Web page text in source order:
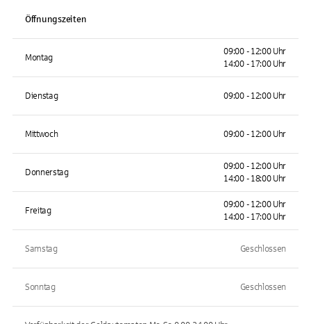
Öffnungszeiten
Montag
09:00 - 12:00 Uhr
14:00 - 17:00 Uhr
Dienstag 09:00 - 12:00 Uhr
Mittwoch 09:00 - 12:00 Uhr
Donnerstag
09:00 - 12:00 Uhr
14:00 - 18:00 Uhr
Freitag
09:00 - 12:00 Uhr
14:00 - 17:00 Uhr
Samstag Geschlossen
Sonntag Geschlossen